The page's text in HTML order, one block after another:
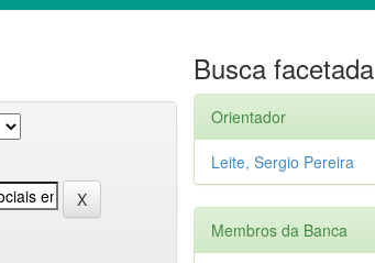
Busca facetada
Orientador
Leite, Sergio Pereira
Membros da Banca